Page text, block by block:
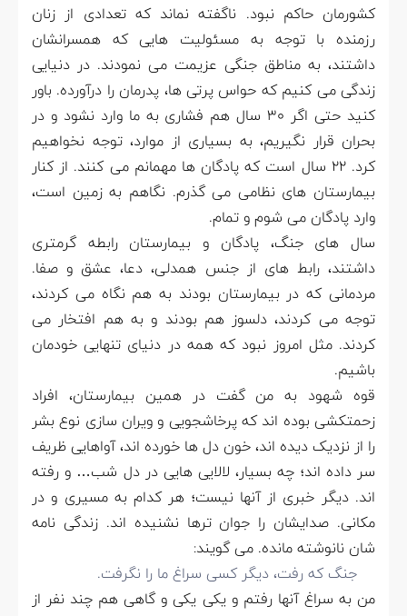
کشورمان حاکم نبود. ناگفته نماند که تعدادی از زنان
رزمنده با توجه به مسئولیت هایی که همسرانشان
داشتند، به مناطق جنگی عزیمت می نمودند. در دنیایی
زندگی می کنیم که حواس پرتی ها، پدرمان را درآورده. باور
کنید حتی اگر ۳۰ سال هم فشاری به ما وارد نشود و در
بحران قرار نگیریم، به بسیاری از موارد، توجه نخواهیم
کرد. ۲۲ سال است که پادگان ها مهمانم می کنند. از کنار
بیمارستان های نظامی می گذرم. نگاهم به زمین است،
وارد پادگان می شوم و تمام.
سال های جنگ، پادگان و بیمارستان رابطه گرمتری
داشتند، رابط های از جنس همدلی، دعا، عشق و صفا.
مردمانی که در بیمارستان بودند به هم نگاه می کردند،
توجه می کردند، دلسوز هم بودند و به هم افتخار می
کردند. مثل امروز نبود که همه در دنیای تنهایی خودمان
باشیم.
قوه شهود به من گفت در همین بیمارستان، افراد
زحمتکشی بوده اند که پرخاشجویی و ویران سازی نوع بشر
را از نزدیک دیده اند، خون دل ها خورده اند، آواهایی ظریف
سر داده اند؛ چه بسیار، لالایی هایی در دل شب… و رفته
اند. دیگر خبری از آنها نیست؛ هر کدام به مسیری و در
مکانی. صدایشان را جوان ترها نشنیده اند. زندگی نامه
شان نانوشته مانده. می گویند:
جنگ که رفت، دیگر کسی سراغ ما را نگرفت.
من به سراغ آنها رفتم و یکی یکی و گاهی هم چند نفر از